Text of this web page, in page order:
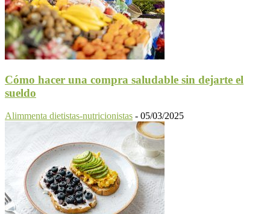
Cómo hacer una compra saludable sin dejarte el
sueldo
Alimmenta dietistas-nutricionistas - 05/03/2025